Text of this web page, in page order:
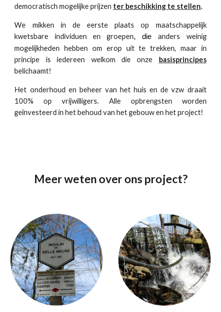
democratisch mogelijke prijzen ter beschikking te stellen.
We mikken in de eerste plaats op maatschappelijk
kwetsbare individuen en groepen, dieanders weinig
mogelijkheden hebben om erop uit te trekken, maar in
principe is iedereen welkom die onze basisprincipes
belichaamt!
Het onderhoud en beheer van het huis en de vzw draait
100% op vrijwilligers. Alle opbrengsten worden
geïnvesteerd in het behoud van het gebouw en het project!
Meer weten over ons project?